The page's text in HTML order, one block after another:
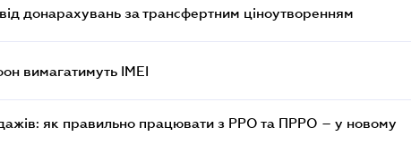
донарахувань за трансфертним ціноутворенням
вимагатимуть IMEI
як правильно працювати з РРО та ПРРО – у новому